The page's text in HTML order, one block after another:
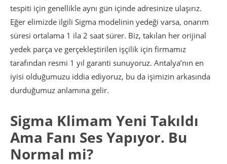
tespiti için genellikle aynı gün içinde adresinize ulaşırız.
Eğer elimizde ilgili Sigma modelinin yedeği varsa, onarım
süresi ortalama 1 ila 2 saat sürer. Biz, takılan her orijinal
yedek parça ve gerçekleştirilen işçilik için firmamız
tarafından resmi 1 yıl garanti sunuyoruz. Antalya’nın en
iyisi olduğumuzu iddia ediyoruz, bu da işimizin arkasında
durduğumuz anlamına gelir.
Sigma Klimam Yeni Takıldı
Ama Fanı Ses Yapıyor. Bu
Normal mi?